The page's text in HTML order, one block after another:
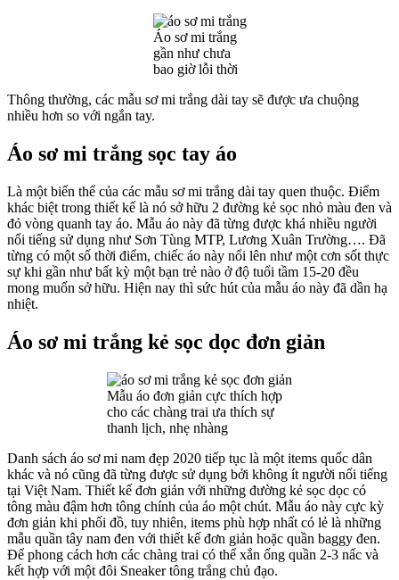
Áo sơ mi trắng
gần như chưa
bao giờ lỗi thời
Thông thường, các mẫu sơ mi trắng dài tay sẽ được ưa chuộng
nhiều hơn so với ngắn tay.
Áo sơ mi trắng sọc tay áo
Là một biến thể của các mẫu sơ mi trắng dài tay quen thuộc. Điểm
khác biệt trong thiết kế là nó sở hữu 2 đường kẻ sọc nhỏ màu đen và
đỏ vòng quanh tay áo. Mẫu áo này đã từng được khá nhiều người
nổi tiếng sử dụng như Sơn Tùng MTP, Lương Xuân Trường…. Đã
từng có một số thời điểm, chiếc áo này nổi lên như một cơn sốt thực
sự khi gần như bất kỳ một bạn trẻ nào ở độ tuổi tầm 15-20 đều
mong muốn sở hữu. Hiện nay thì sức hút của mẫu áo này đã dần hạ
nhiệt.
Áo sơ mi trắng kẻ sọc dọc đơn giản
Mẫu áo đơn giản cực thích hợp
cho các chàng trai ưa thích sự
thanh lịch, nhẹ nhàng
Danh sách áo sơ mi nam đẹp 2020 tiếp tục là một items quốc dân
khác và nó cũng đã từng được sử dụng bởi không ít người nổi tiếng
tại Việt Nam. Thiết kế đơn giản với những đường kẻ sọc dọc có
tông màu đậm hơn tông chính của áo một chút. Mẫu áo này cực kỳ
đơn giản khi phối đồ, tuy nhiên, items phù hợp nhất có lẻ là những
mẫu quần tây nam đen với thiết kế đơn giản hoặc quần baggy đen.
Để phong cách hơn các chàng trai có thể xắn ống quần 2-3 nấc và
kết hợp với một đôi Sneaker tông trắng chủ đạo.